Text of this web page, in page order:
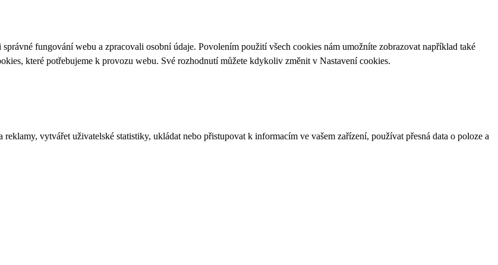
fungování webu a zpracovali osobní údaje. Povolením použití všech cookies nám umožníte zobrazovat například také
které potřebujeme k provozu webu. Své rozhodnutí můžete kdykoliv změnit v Nastavení cookies.
vytvářet uživatelské statistiky, ukládat nebo přistupovat k informacím ve vašem zařízení, používat přesná data o poloze a